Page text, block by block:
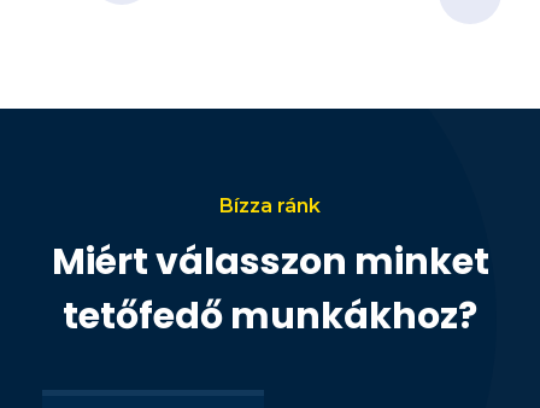
t
t
e
Bízza ránk
Miért válasszon minket
tetőfedő munkákhoz?